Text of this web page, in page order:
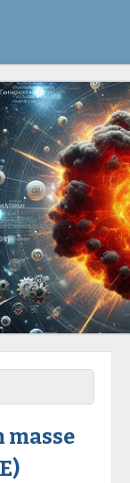
masse